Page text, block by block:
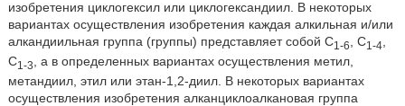
изобретения циклогексил или циклогександиил. В некоторых
вариантах осуществления изобретения каждая алкильная и/или
алкандиильная группа (группы) представляет собой C1-6 , C1-4
C1-3
, а в определенных вариантах осуществления метил,
метандиил, этил или этан-1,2-диил. В некоторых вариантах
осуществления изобретения алканциклоалкановая группа